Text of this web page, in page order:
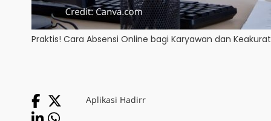
Praktis! Cara Absensi Online bagi Karyawan dan
Aplikasi Hadirr